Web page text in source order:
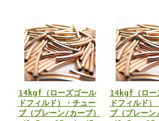
14kgf（ローズゴール
ドフィルド）・チュー
ブ（プレーン/カーブ）
14kgf（ロー
ドフィルド
ブ（プレーン